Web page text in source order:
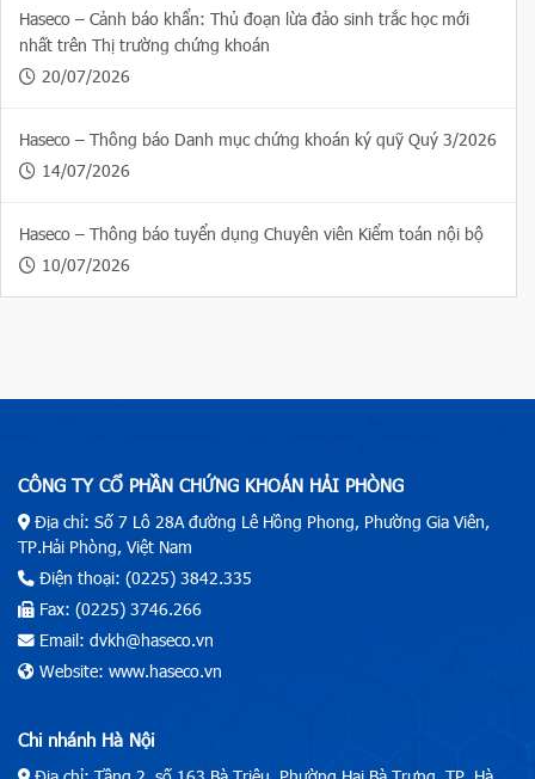
Haseco – Cảnh báo khẩn: Thủ đoạn lừa đảo sinh trắc học mới
nhất trên Thị trường chứng khoán
20/07/2026
Haseco – Thông báo Danh mục chứng khoán ký quỹ Quý 3/2026
14/07/2026
Haseco – Thông báo tuyển dụng Chuyên viên Kiểm toán nội bộ
10/07/2026
CÔNG TY CỔ PHẦN CHỨNG KHOÁN HẢI PHÒNG
Địa chỉ: Số 7 Lô 28A đường Lê Hồng Phong, Phường Gia Viên,
TP.Hải Phòng, Việt Nam
Điện thoại: (0225) 3842.335
Fax: (0225) 3746.266
Email: dvkh@haseco.vn
Website: www.haseco.vn
Chi nhánh Hà Nội